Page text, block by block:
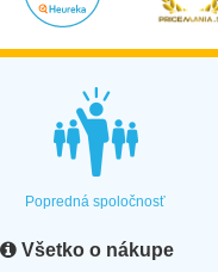
Popredná spoločnosť
Všetko o nákupe